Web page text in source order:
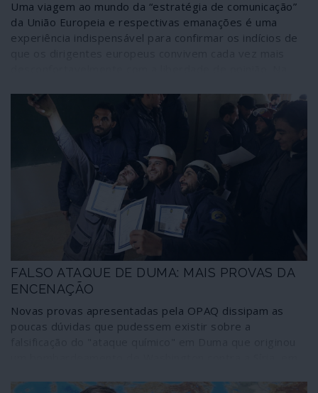
Uma viagem ao mundo da “estratégia de comunicação”
da União Europeia e respectivas emanações é uma
experiência indispensável para confirmar os indícios de
informação como propaganda, o contraditório como um
abuso e a liberdade como um delito. Está aberto o
caminho para a imposição da opinião única, em que se
baseiam todas as formas de censura, desde a dos
coronéis à dos “fact-checkers” contratados a peso de
ouro por Bruxelas.
FALSO ATAQUE DE DUMA: MAIS PROVAS DA
ENCENAÇÃO
Novas provas apresentadas pela OPAQ dissipam as
poucas dúvidas que pudessem existir sobre a